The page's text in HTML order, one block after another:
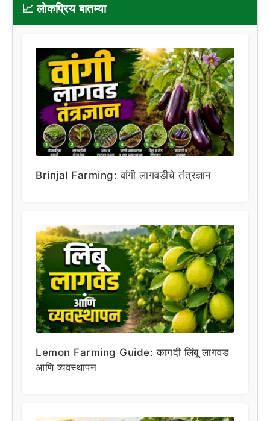
📈 लोकप्रिय बातम्या
Brinjal Farming: वांगी लागवडीचे तंत्रज्ञान
Lemon Farming Guide: कागदी लिंबू लागवड
आणि व्यवस्थापन